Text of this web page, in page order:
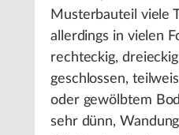
Musterbauteil viele
allerdings in vielen
rechteckig,
geschlossen,
oder gewölbtem
sehr dünn,